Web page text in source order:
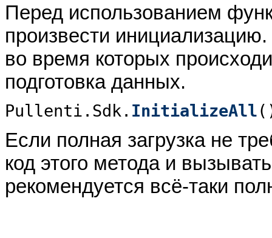
Перед использованием
произвести
во время которых
подготовка данных.
Pullenti.Sdk. InitializeAll
Если полная загрузка не
код этого метода и
рекомендуется всё-таки